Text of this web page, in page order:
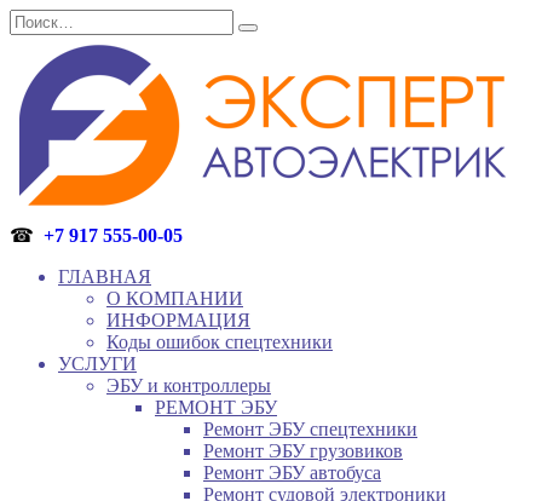
Перейти
к
содержанию
Search
for:
☎ +7 917 555-00-05
ГЛАВНАЯ
О КОМПАНИИ
ИНФОРМАЦИЯ
Коды ошибок спецтехники
УСЛУГИ
ЭБУ и контроллеры
РЕМОНТ ЭБУ
Ремонт ЭБУ спецтехники
Ремонт ЭБУ грузовиков
Ремонт ЭБУ автобуса
Ремонт судовой электроники